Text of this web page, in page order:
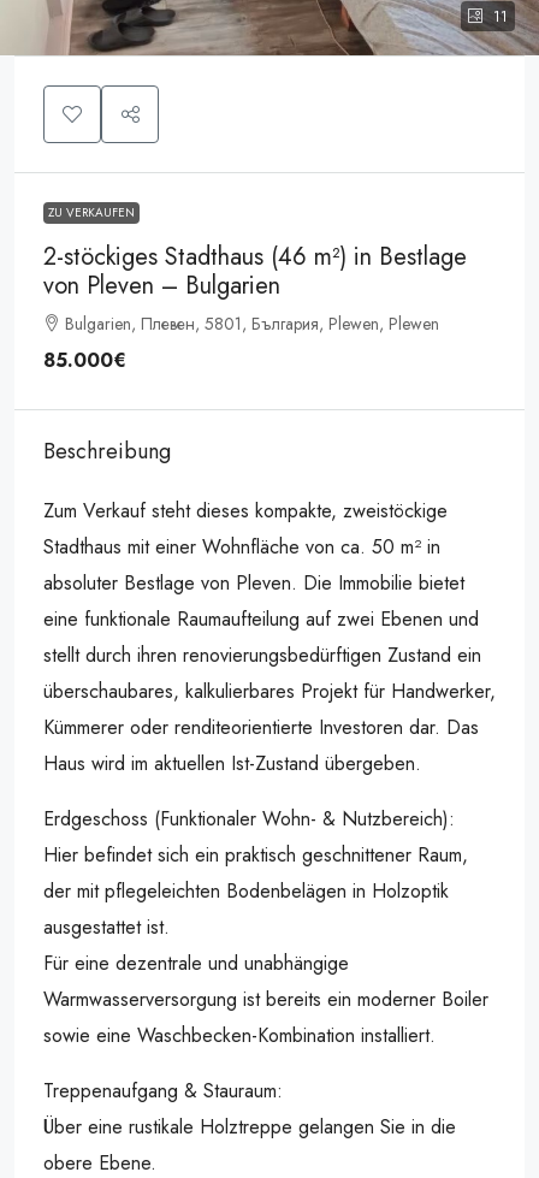
11
ZU VERKAUFEN
2-stöckiges Stadthaus (46 m²) in Bestlage
von Pleven – Bulgarien
Bulgarien, Плевен, 5801, България, Plewen, Plewen
85.000€
Beschreibung
Zum Verkauf steht dieses kompakte, zweistöckige
Stadthaus mit einer Wohnfläche von ca. 50 m² in
absoluter Bestlage von Pleven. Die Immobilie bietet
eine funktionale Raumaufteilung auf zwei Ebenen und
stellt durch ihren renovierungsbedürftigen Zustand ein
überschaubares, kalkulierbares Projekt für Handwerker,
Kümmerer oder renditeorientierte Investoren dar. Das
Haus wird im aktuellen Ist-Zustand übergeben.
Erdgeschoss (Funktionaler Wohn- & Nutzbereich):
Hier befindet sich ein praktisch geschnittener Raum,
der mit pflegeleichten Bodenbelägen in Holzoptik
ausgestattet ist.
Für eine dezentrale und unabhängige
Warmwasserversorgung ist bereits ein moderner Boiler
sowie eine Waschbecken-Kombination installiert.
Treppenaufgang & Stauraum:
Über eine rustikale Holztreppe gelangen Sie in die
obere Ebene.